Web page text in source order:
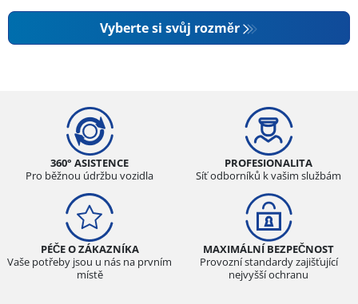
Vyberte si svůj rozměr
360° ASISTENCE
Pro běžnou údržbu vozidla
PROFESIONALITA
Síť odborníků k vašim službám
PÉČE O ZÁKAZNÍKA
Vaše potřeby jsou u nás na prvním
místě
MAXIMÁLNÍ BEZPEČNOST
Provozní standardy zajišťující
nejvyšší ochranu